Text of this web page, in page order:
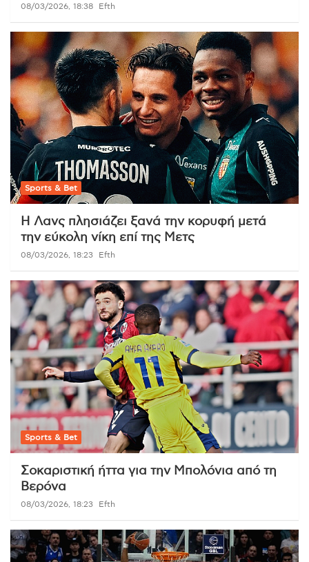
08/03/2026, 18:38 Efth
Sports & Bet
Η Λανς πλησιάζει ξανά την κορυφή μετά
την εύκολη νίκη επί της Μετς
08/03/2026, 18:23 Efth
Sports & Bet
Σοκαριστική ήττα για την Μπολόνια από τη
Βερόνα
08/03/2026, 18:23 Efth